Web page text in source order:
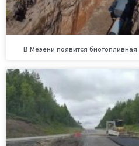
В Мезени появится